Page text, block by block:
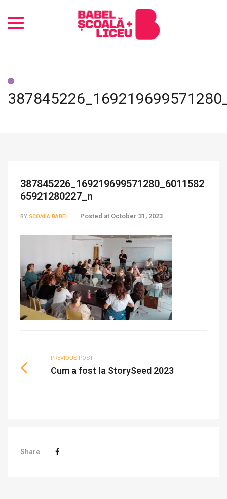
Toggle
387845226_169219699571280_6011582
65921280227_n
BY SCOALA BABEL Posted at October 31, 2023
PREVIOUS POST
Cum a fost la StorySeed 2023
Share